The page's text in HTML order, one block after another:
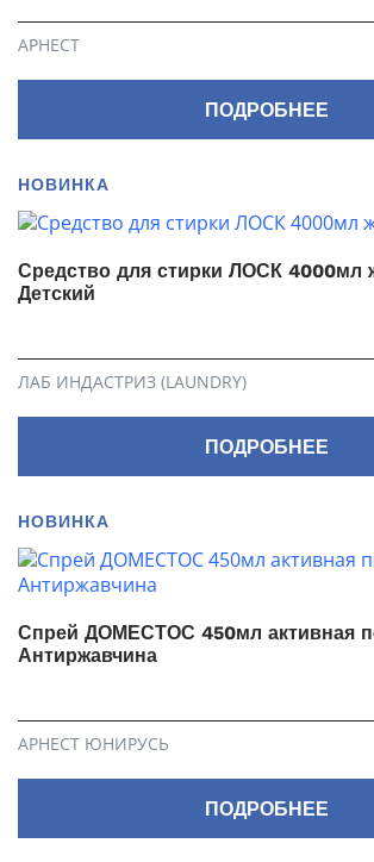
АРНЕСТ
ПОДРОБНЕЕ
НОВИНКА
Средство для стирки ЛОСК 4000мл
Детский
ЛАБ ИНДАСТРИЗ (LAUNDRY)
ПОДРОБНЕЕ
НОВИНКА
Спрей ДОМЕСТОС 450мл активная
Антиржавчина
АРНЕСТ ЮНИРУСЬ
ПОДРОБНЕЕ